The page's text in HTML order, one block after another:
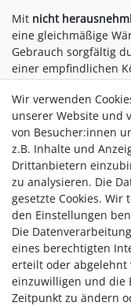
Mit nicht
eine gleichmäßige
Gebrauch sorgfältig
einer empfindlichen
Anwendung:
In der Mikrowelle:
Watt in der
Im Ofen:maximal 10
einem
legen. Grillfunktion
Wir verwenden
unserer Website und
von Besucher:innen
z.B. Inhalte und
Drittanbietern
zu analysieren. Die
gesetzte Cookies.
den Einstellungen
Die
eines berechtigten
erteilt oder abgelehnt
einzuwilligen und die
Zeitpunkt zu ändern